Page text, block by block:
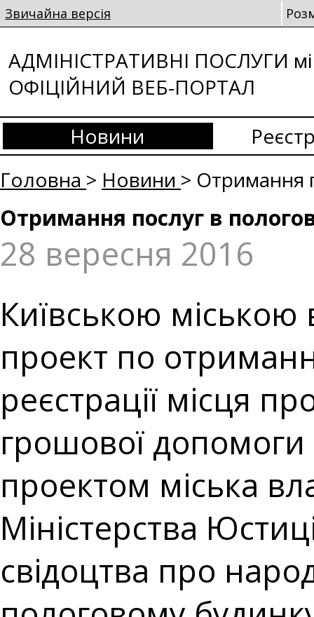
Звичайна версія
АДМІНІСТРАТИВНІ ПОСЛУГИ
ОФІЦІЙНИЙ ВЕБ-ПОРТАЛ
Новини
Головна > Новини > Отримання
Отримання послуг в
28 вересня 2016
Київською
проект по
реєстрації місця
грошової
проектом міська
Міністерства
свідоцтва про